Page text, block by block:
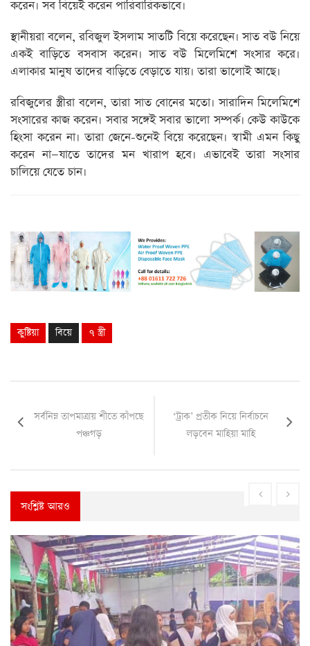
করেন। সব বিয়েই করেন পারিবারিকভাবে।
স্থানীয়রা বলেন, রবিজুল ইসলাম সাতটি বিয়ে করেছেন। সাত বউ নিয়ে
একই বাড়িতে বসবাস করেন। সাত বউ মিলেমিশে সংসার করে।
এলাকার মানুষ তাদের বাড়িতে বেড়াতে যায়। তারা ভালোই আছে।
রবিজুলের স্ত্রীরা বলেন, তারা সাত বোনের মতো। সারাদিন মিলেমিশে
সংসারের কাজ করেন। সবার সঙ্গেই সবার ভালো সম্পর্ক। কেউ কাউকে
হিংসা করেন না। তারা জেনে-শুনেই বিয়ে করেছেন। স্বামী এমন কিছু
করেন না—যাতে তাদের মন খারাপ হবে। এভাবেই তারা সংসার
চালিয়ে যেতে চান।
কুষ্টিয়া বিয়ে ৭ স্ত্রী
সর্বনিম্ন তাপমাত্রায় শীতে কাঁপছে
পঞ্চগড়
‘ট্রাক’ প্রতীক নিয়ে নির্বাচনে
লড়বেন মাহিয়া মাহি
সংশ্লিষ্ট আরও